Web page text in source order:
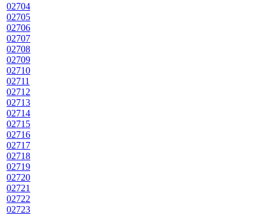
02704
02705
02706
02707
02708
02709
02710
02711
02712
02713
02714
02715
02716
02717
02718
02719
02720
02721
02722
02723